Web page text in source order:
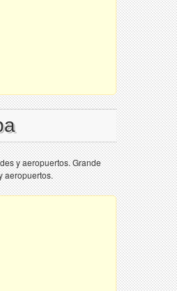
y aeropuertos. Grande
aeropuertos.